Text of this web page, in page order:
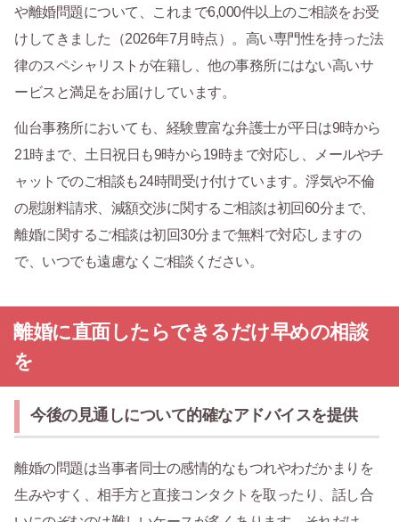
や離婚問題について、これまで6,000件以上のご相談をお受
けしてきました（2026年7月時点）。高い専門性を持った法
律のスペシャリストが在籍し、他の事務所にはない高いサ
ービスと満足をお届けしています。
仙台事務所においても、経験豊富な弁護士が平日は9時から
21時まで、土日祝日も9時から19時まで対応し、メールやチ
ャットでのご相談も24時間受け付けています。浮気や不倫
の慰謝料請求、減額交渉に関するご相談は初回60分まで、
離婚に関するご相談は初回30分まで無料で対応しますの
で、いつでも遠慮なくご相談ください。
離婚に直面したらできるだけ早めの相談
を
今後の見通しについて的確なアドバイスを提供
離婚の問題は当事者同士の感情的なもつれやわだかまりを
生みやすく、相手方と直接コンタクトを取ったり、話し合